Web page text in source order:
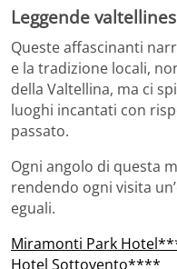
Leggende
Queste affascinanti
e la tradizione locali,
della Valtellina, ma ci
luoghi incantati con
passato.
Ogni angolo di questa
rendendo ogni visita
eguali.
Miramonti Park
Hotel Sottovento****